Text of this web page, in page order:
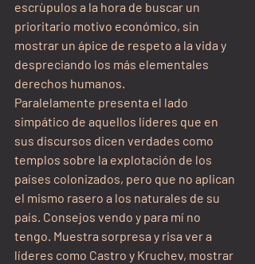
escrùpulos a la hora de buscar un
prioritario motivo económico, sin
mostrar un ápice de respeto a la vida y
despreciando los más elementales
derechos humanos.
Paralelamente presenta el lado
simpático de aquellos líderes que en
sus discursos dicen verdades como
templos sobre la explotación de los
países colonizados, pero que no aplican
el mismo rasero a los naturales de su
país. Consejos vendo y para mí no
tengo. Muestra sorpresa y risa ver a
líderes como Castro y Kruchev, mostrar